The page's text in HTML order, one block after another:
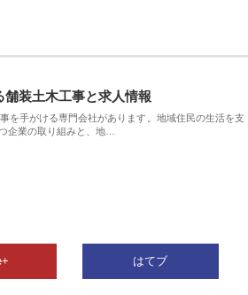
装土木工事と求人情報
を手がける専門会社があります。地域住民の生活を支
企業の取り組みと、地…
はてブ